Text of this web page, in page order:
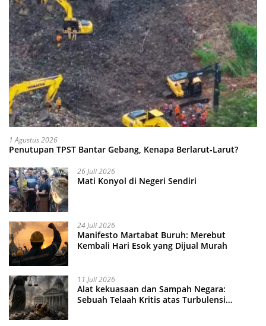
1 Agustus 2026
Penutupan TPST Bantar Gebang, Kenapa Berlarut-Larut?
26 Juli 2026
Mati Konyol di Negeri Sendiri
24 Juli 2026
Manifesto Martabat Buruh: Merebut
Kembali Hari Esok yang Dijual Murah
11 Juli 2026
Alat kekuasaan dan Sampah Negara:
Sebuah Telaah Kritis atas Turbulensi